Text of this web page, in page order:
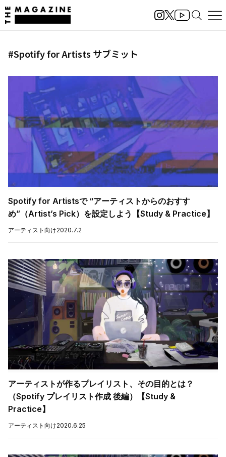
#Spotify for Artists サブミット
Spotify for Artistsで “アーティストからのおすす
め”（Artist’s Pick）を設定しよう【Study & Practice】
アーティスト向け2020.7.2
アーティストが作るプレイリスト、その目的とは？
（Spotify プレイリスト作成 後編）【Study &
Practice】
アーティスト向け2020.6.25